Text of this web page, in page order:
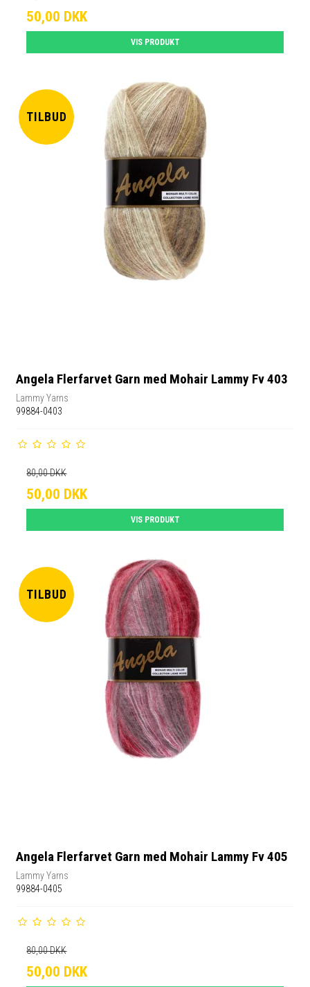
50,00 DKK
VIS PRODUKT
TILBUD
Angela Flerfarvet Garn med Mohair Lammy Fv 403
Lammy Yarns
99884-0403
80,00 DKK
50,00 DKK
VIS PRODUKT
TILBUD
Angela Flerfarvet Garn med Mohair Lammy Fv 405
Lammy Yarns
99884-0405
80,00 DKK
50,00 DKK